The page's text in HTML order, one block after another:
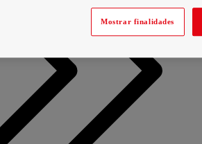
Mostrar finalidades